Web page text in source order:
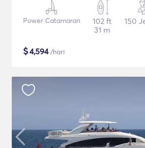
Power Catamaran
102 ft
31 m
150
$4,594/hari